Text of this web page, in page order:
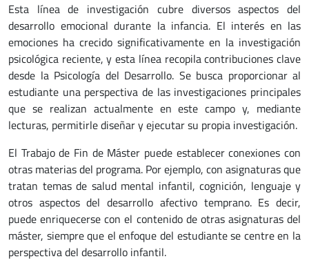
Esta línea de investigación cubre diversos aspectos del
desarrollo emocional durante la infancia. El interés en las
emociones ha crecido significativamente en la investigación
psicológica reciente, y esta línea recopila contribuciones clave
desde la Psicología del Desarrollo. Se busca proporcionar al
estudiante una perspectiva de las investigaciones principales
que se realizan actualmente en este campo y, mediante
lecturas, permitirle diseñar y ejecutar su propia investigación.
El Trabajo de Fin de Máster puede establecer conexiones con
otras materias del programa. Por ejemplo, con asignaturas que
tratan temas de salud mental infantil, cognición, lenguaje y
otros aspectos del desarrollo afectivo temprano. Es decir,
puede enriquecerse con el contenido de otras asignaturas del
máster, siempre que el enfoque del estudiante se centre en la
perspectiva del desarrollo infantil.